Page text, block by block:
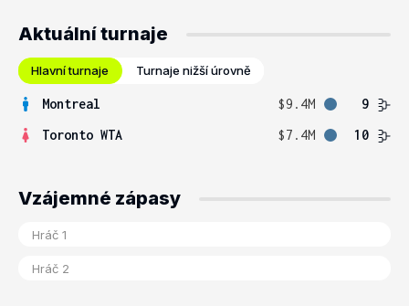
Aktuální turnaje
Hlavní turnaje Turnaje nižší úrovně
Montreal $9.4M
9
Toronto WTA
$7.4M 10
Vzájemné zápasy